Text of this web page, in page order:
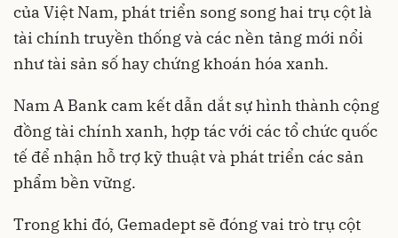
của Việt Nam, phát triển song song hai trụ cột là
tài chính truyền thống và các nền tảng mới nổi
như tài sản số hay chứng khoán hóa xanh.
Nam A Bank cam kết dẫn dắt sự hình thành cộng
đồng tài chính xanh, hợp tác với các tổ chức quốc
tế để nhận hỗ trợ kỹ thuật và phát triển các sản
phẩm bền vững.
Trong khi đó, Gemadept sẽ đóng vai trò trụ cột